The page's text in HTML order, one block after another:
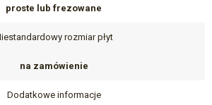
proste lub frezowane
rozmiar płyt
na zamówienie
Dodatkowe informacje